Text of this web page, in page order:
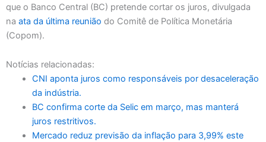
que o Banco Central (BC) pretende cortar os juros, divulgada
na ata da última reunião do Comitê de Política Monetária
(Copom).
Notícias relacionadas:
CNI aponta juros como responsáveis por desaceleração
da indústria.
BC confirma corte da Selic em março, mas manterá
juros restritivos.
Mercado reduz previsão da inflação para 3,99% este